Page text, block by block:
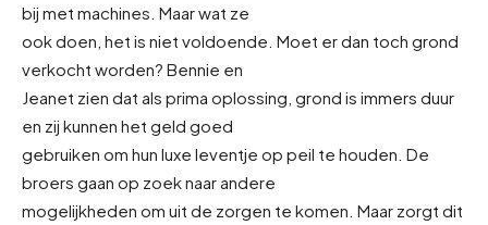
bij met machines. Maar wat ze
ook doen, het is niet voldoende. Moet er dan toch grond
verkocht worden? Bennie en
Jeanet zien dat als prima oplossing, grond is immers duur
en zij kunnen het geld goed
gebruiken om hun luxe leventje op peil te houden. De
broers gaan op zoek naar andere
mogelijkheden om uit de zorgen te komen. Maar zorgt dit